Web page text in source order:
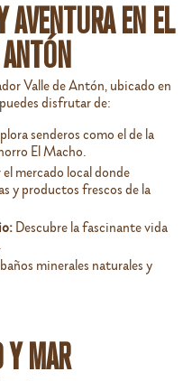
AVENTURA EN EL
Valle de Antón, ubicado en
disfrutar de:
senderos como el de la
El Macho.
el mercado local donde
y productos frescos de la
Descubre la fascinante vida
minerales naturales y
Y MAR